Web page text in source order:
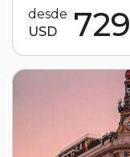
desde
USD
729